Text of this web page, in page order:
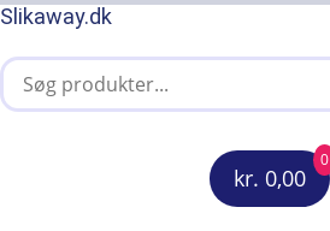
Slikaway.dk
kr. 0,00
0